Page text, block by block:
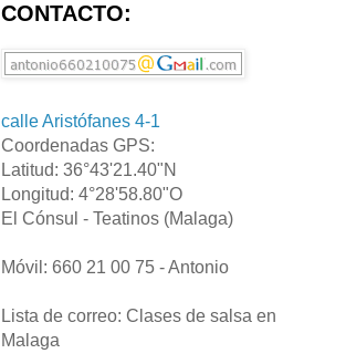
CONTACTO:
calle Aristófanes 4-1
Coordenadas GPS:
Latitud: 36°43'21.40"N
Longitud: 4°28'58.80"O
El Cónsul - Teatinos (Malaga)
Móvil: 660 21 00 75 - Antonio
Lista de correo: Clases de salsa en
Malaga